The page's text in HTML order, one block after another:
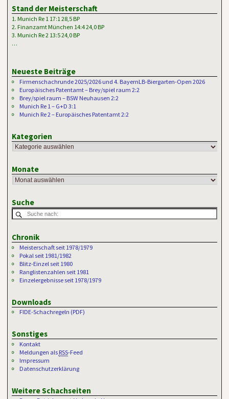
Stand der Meisterschaft
1. Munich Re 1 17:1 28,5 BP
2. Finanzamt München 14:4 24,0 BP
3. Munich Re 2 13:5 24,0 BP
…
Neueste Beiträge
Firmenschachrunde 2025/2026 und 4. BayernLB-Biergarten-Open 2026
Europäisches Patentamt – Brey/spiel raum 2:2
Brey/spiel raum – BSW Neuhausen 2:2
Munich Re 1 – G+D 3:1
Munich Re 2 – Europäisches Patentamt 2:2
Kategorien
Monate
Suche
Chronik
Meisterschaft seit 1978/1979
Pokal seit 1981/1982
Blitz-Einzel seit 1980
Ranglistenzahlen seit 1981
Einzelergebnisse seit 1978/1979
Downloads
FIDE-Schachregeln (PDF)
Sonstiges
Kontakt
Meldungen als RSS-Feed
Impressum
Datenschutzerklärung
Weitere Schachseiten